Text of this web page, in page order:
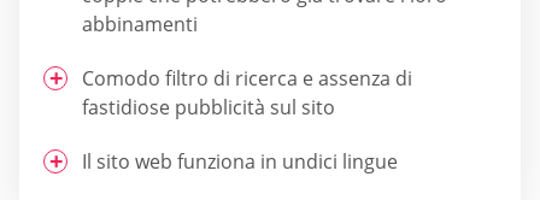
abbinamenti
Comodo filtro di ricerca e assenza di
fastidiose pubblicità sul sito
Il sito web funziona in undici lingue